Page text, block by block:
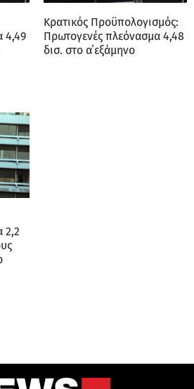
4,49
Κρατικός Προϋπολογισμός:
Πρωτογενές πλεόνασμα 4,48
δισ. στο α΄εξάμηνο
2,2